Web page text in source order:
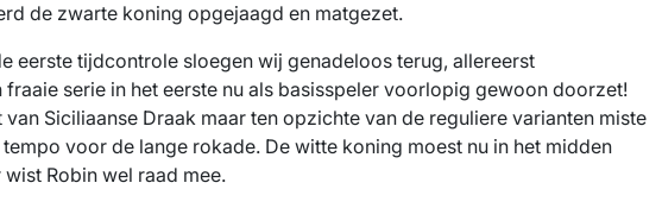
de zwarte koning opgejaagd en matgezet.
eerste tijdcontrole sloegen wij genadeloos terug, allereerst
fraaie serie in het eerste nu als basisspeler voorlopig gewoon doorzet!
van Siciliaanse Draak maar ten opzichte van de reguliere varianten miste
voor de lange rokade. De witte koning moest nu in het midden
Robin wel raad mee.